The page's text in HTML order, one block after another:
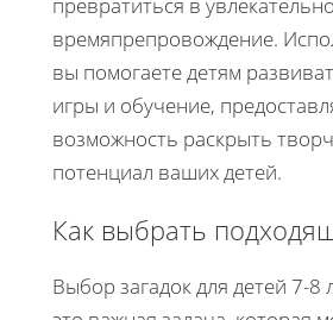
времяпрепровождение.
вы помогаете детям
игры и обучение,
возможность раскрыть
потенциал ваших детей.
Как выбрать
Выбор загадок для детей 7-8